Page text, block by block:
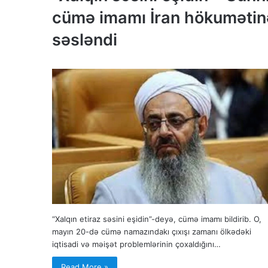
cümə imamı İran
səsləndi
“Xalqın etiraz səsini eşidin”-deyə, cümə imamı bildirib. O,
mayın 20-də cümə namazındakı çıxışı zamanı ölkədəki
iqtisadi və məişət problemlərinin çoxaldığını…